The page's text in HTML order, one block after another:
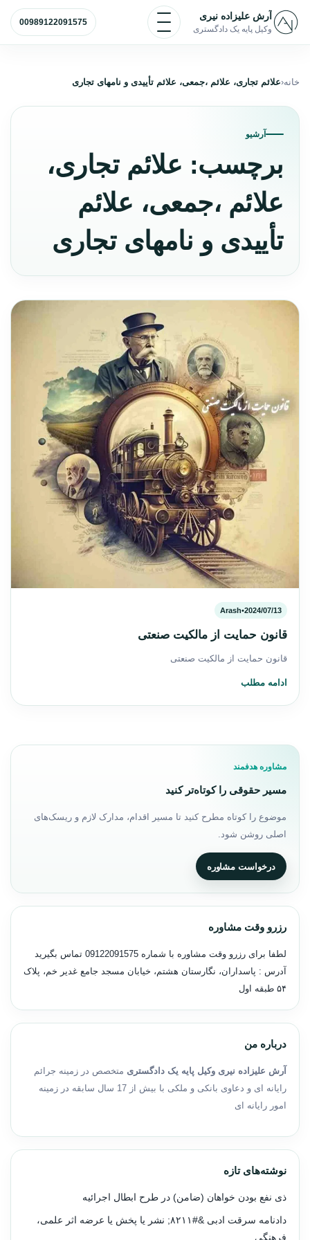
پرش به محتوا
آرش علیزاده نیری
وکیل پایه یک دادگستری
باز و بسته کردن منو
00989122091575
خانه علائم تجاری، علائم ،جمعی، علائم تأییدی و نامهای تجاری
آرشیو
برچسب: علائم تجاری،
علائم ،جمعی، علائم
تأییدی و نامهای تجاری
2024/07/13
•
Arash
قانون حمایت از مالکیت صنعتی
قانون حمایت از مالکیت صنعتی
ادامه مطلب
مشاوره هدفمند
مسیر حقوقی را کوتاه‌تر کنید
موضوع را کوتاه مطرح کنید تا مسیر اقدام، مدارک لازم و ریسک‌های
اصلی روشن شود.
درخواست مشاوره
رزرو وقت مشاوره
لطفا برای رزرو وقت مشاوره با شماره 09122091575 تماس بگیرید
آدرس : پاسداران، نگارستان هشتم، خیابان مسجد جامع غدیر خم، پلاک
۵۴ طبقه اول
درباره من
آرش علیزاده نیری وکیل پایه یک دادگستری متخصص در زمینه جرائم
رایانه ای و دعاوی بانکی و ملکی با بیش از 17 سال سابقه در زمینه
امور رایانه ای
نوشته‌های تازه
ذی نفع بودن خواهان (ضامن) در طرح ابطال اجرائیه
دادنامه سرقت ادبی &#۸۲۱۱; نشر یا پخش یا عرضه اثر علمی،
فرهنگی